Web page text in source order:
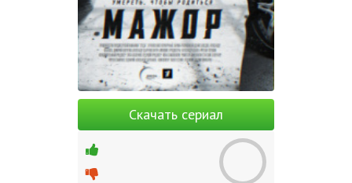
Скачать сериал